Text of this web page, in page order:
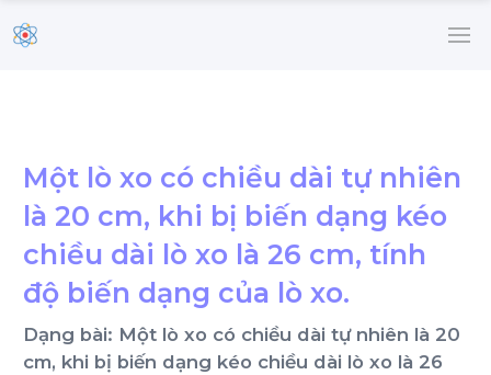
Một lò xo có chiều dài tự nhiên
là 20 cm, khi bị biến dạng kéo
chiều dài lò xo là 26 cm, tính
độ biến dạng của lò xo.
Dạng bài: Một lò xo có chiều dài tự nhiên là 20
cm, khi bị biến dạng kéo chiều dài lò xo là 26